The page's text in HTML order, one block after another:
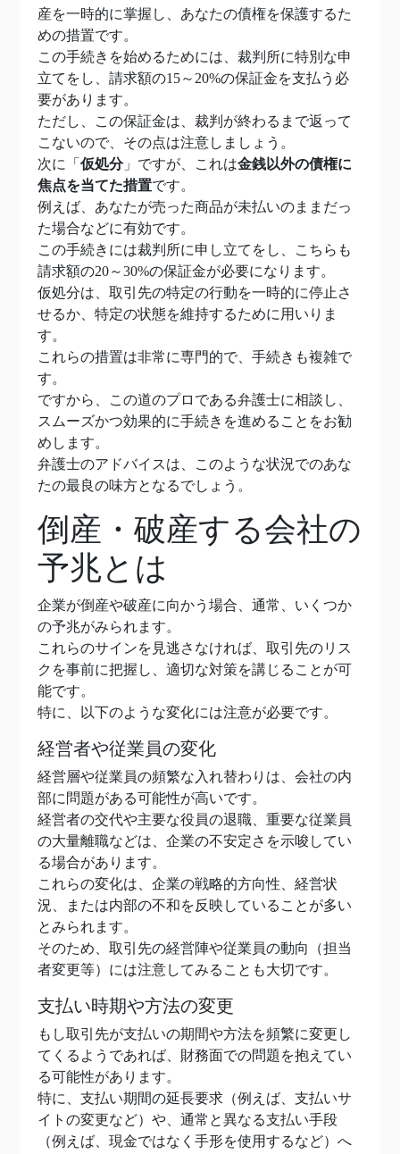
産を一時的に掌握し、あなたの債権を保護するた
めの措置です。
この手続きを始めるためには、裁判所に特別な申
立てをし、請求額の15～20%の保証金を支払う必
要があります。
ただし、この保証金は、裁判が終わるまで返って
こないので、その点は注意しましょう。
次に「 仮処分」ですが、これは金銭以外の債権に
焦点を当てた措置です。
例えば、あなたが売った商品が未払いのままだっ
た場合などに有効です。
この手続きには裁判所に申し立てをし、こちらも
請求額の20～30%の保証金が必要になります。
仮処分は、取引先の特定の行動を一時的に停止さ
せるか、特定の状態を維持するために用いりま
す。
これらの措置は非常に専門的で、手続きも複雑で
す。
ですから、この道のプロである弁護士に相談し、
スムーズかつ効果的に手続きを進めることをお勧
めします。
弁護士のアドバイスは、このような状況でのあな
たの最良の味方となるでしょう。
倒産・破産する会社の
予兆とは
企業が倒産や破産に向かう場合、通常、いくつか
の予兆がみられます。
これらのサインを見逃さなければ、取引先のリス
クを事前に把握し、適切な対策を講じることが可
能です。
特に、以下のような変化には注意が必要です。
経営者や従業員の変化
経営層や従業員の頻繁な入れ替わりは、会社の内
部に問題がある可能性が高いです。
経営者の交代や主要な役員の退職、重要な従業員
の大量離職などは、企業の不安定さを示唆してい
る場合があります。
これらの変化は、企業の戦略的方向性、経営状
況、または内部の不和を反映していることが多い
とみられます。
そのため、取引先の経営陣や従業員の動向（担当
者変更等）には注意してみることも大切です。
支払い時期や方法の変更
もし取引先が支払いの期間や方法を頻繁に変更し
てくるようであれば、財務面での問題を抱えてい
る可能性があります。
特に、支払い期間の延長要求（例えば、支払いサ
イトの変更など）や、通常と異なる支払い手段
（例えば、現金ではなく手形を使用するなど）へ